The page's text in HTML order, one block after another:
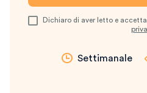
Dichiaro di aver letto e
Settimanale